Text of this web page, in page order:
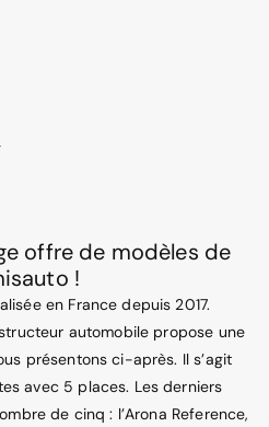
offre de modèles de
!
en France depuis 2017.
automobile propose une
présentons ci-après. Il s’agit
avec 5 places. Les derniers
de cinq : l’Arona Reference,